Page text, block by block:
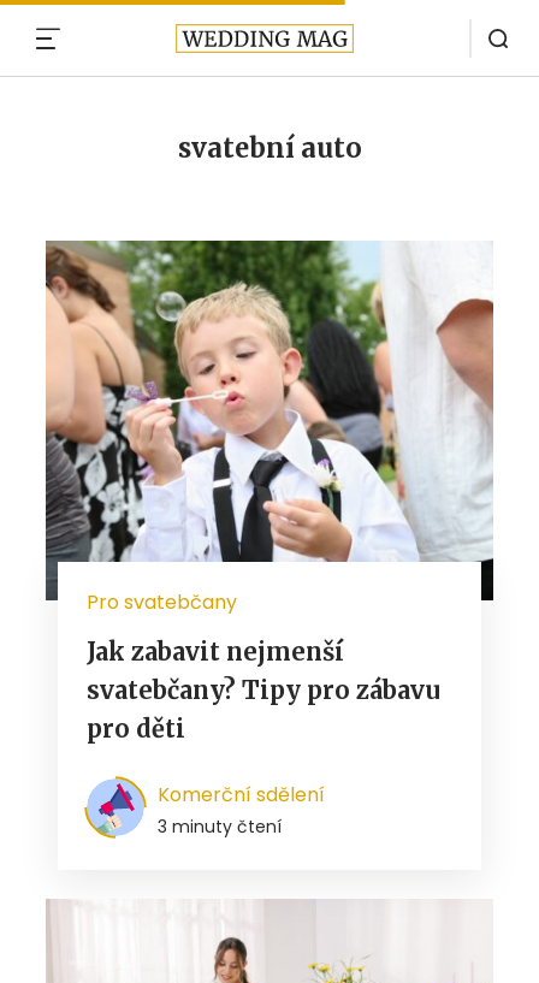
svatební auto
Pro svatebčany
Jak zabavit nejmenší
svatebčany? Tipy pro zábavu
pro děti
Komerční sdělení
3 minuty čtení